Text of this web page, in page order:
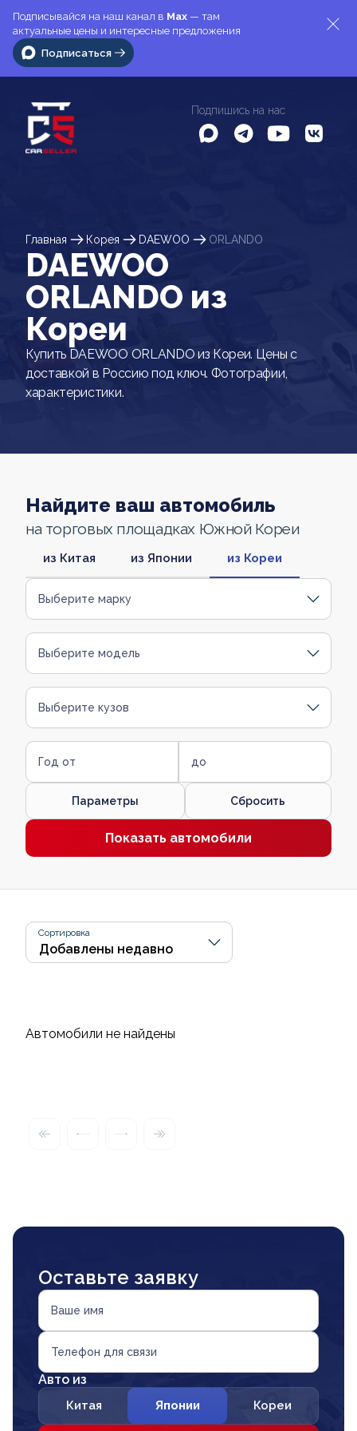
Подписывайся на наш канал в Max — там
актуальные цены и интересные предложения
Подписаться
Подпишись на нас
Главная Корея DAEWOO ORLANDO
DAEWOO
ORLANDO из
Кореи
Купить DAEWOO ORLANDO из Кореи. Цены с
доставкой в Россию под ключ. Фотографии,
характеристики.
Найдите ваш автомобиль
на торговых площадках Южной Кореи
из Китая из Японии из Кореи
Выберите марку
Выберите модель
Выберите кузов
Год от до
Параметры Сбросить
Показать автомобили
Сортировка
Автомобили не найдены
Оставьте заявку
Ваше имя
Телефон для связи
Авто из
Китая Японии Кореи